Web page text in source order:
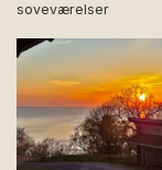
soveværelser